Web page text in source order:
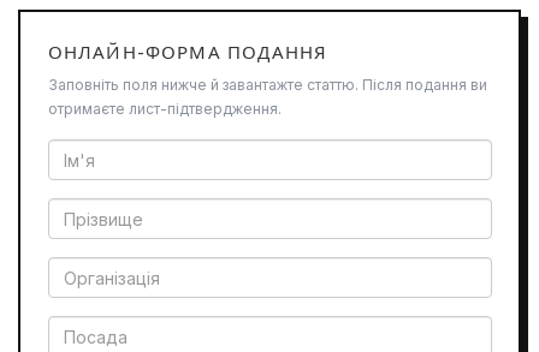
ОНЛАЙН-ФОРМА ПОДАННЯ
Заповніть поля нижче й завантажте статтю. Після подання ви
отримаєте лист-підтвердження.